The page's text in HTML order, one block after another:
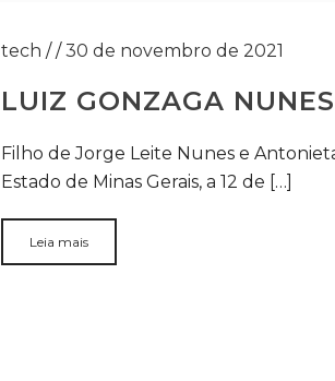
tech //30 de novembro de 2021
LUIZ GONZAGA
Filho de Jorge Leite Nunes e
Estado de Minas Gerais, a 12 de […]
Leia mais